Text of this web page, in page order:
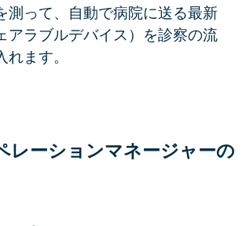
測って、自動で病院に送る最新
アラブルデバイス）を診察の流
ます。
レーションマネージャーの